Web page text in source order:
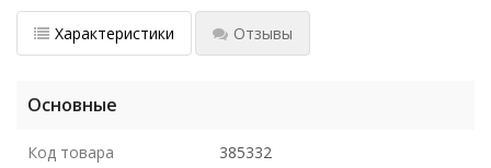
Характеристики Отзывы
Основные
Код товара 385332